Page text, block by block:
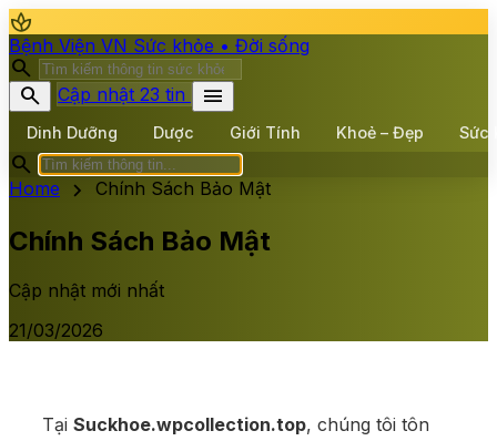
spa
Bệnh Viện VN Sức khỏe • Đời sống
search
search
Cập nhật 23 tin menu
Dinh Dưỡng Dược Giới Tính Khoẻ – Đẹp Sức
search
Home chevron_right Chính Sách Bảo Mật
Chính Sách Bảo Mật
Cập nhật mới nhất
21/03/2026
Tại Suckhoe.wpcollection.top, chúng tôi tôn